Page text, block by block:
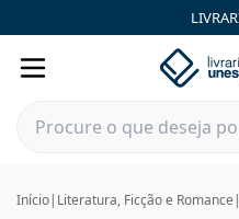
Início| Literatura, Ficção e Romance |